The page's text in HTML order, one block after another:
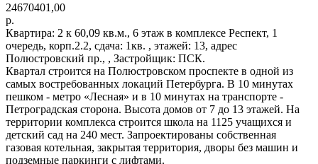
24670401,00
р.
Квартира: 2 к 60,09 кв.м., 6 этаж в комплексе Респект, 1
очередь, корп.2.2, сдача: 1кв. , этажей: 13, адрес
Полюстровский пр., , Застройщик: ПСК.
Квартал строится на Полюстровском проспекте в одной из
самых востребованных локаций Петербурга. В 10 минутах
пешком - метро «Лесная» и в 10 минутах на транспорте -
Петроградская сторона. Высота домов от 7 до 13 этажей. На
территории комплекса строится школа на 1125 учащихся и
детский сад на 240 мест. Запроектированы собственная
газовая котельная, закрытая территория, дворы без машин и
подземные паркинги с лифтами.